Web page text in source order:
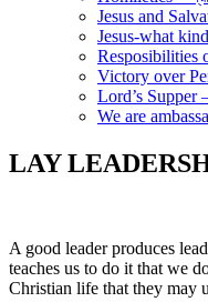
Jesus and
Jesus-what
Resposibilities
Victory over
Lord’s Supper
We are
LAY
A good leader produces
teaches us to do it that we
Christian life that they may